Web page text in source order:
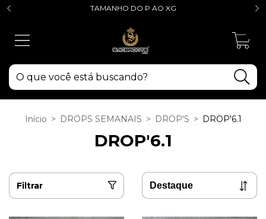
TAMANHO DO P AO XG
Início > DROPS SEMANAIS > DROP'S > DROP'6.1
DROP'6.1
Filtrar